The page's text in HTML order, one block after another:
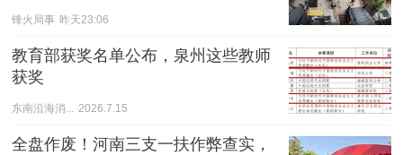
锋火局事 昨天23:06
教育部获奖名单公布，泉州这些教师
获奖
东南沿海消... 2026.7.15
全盘作废！河南三支一扶作弊查实，